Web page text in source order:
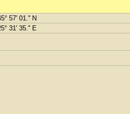
57' 01.'' N
31' 35.'' E